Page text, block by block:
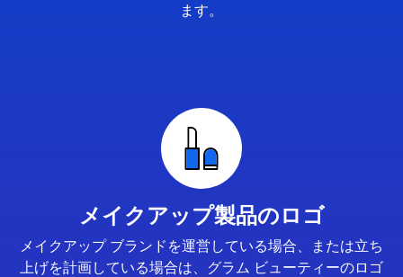
ます。
メイクアップ製品のロゴ
メイクアップ ブランドを運営している場合、または立ち
上げを計画している場合は、グラム ビューティーのロゴ